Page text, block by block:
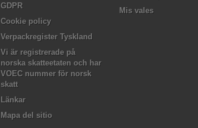
GDPR
Cookie policy
Verpackregister Tyskland
Vi är registrerade på
norska skatteetaten och har
VOEC nummer för norsk
skatt
Länkar
Mapa del sitio
Mis vales